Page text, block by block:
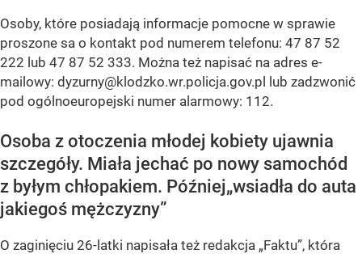
Osoby, które posiadają informacje pomocne w sprawie
proszone sa o kontakt pod numerem telefonu: 47 87 52
222 lub 47 87 52 333. Można też napisać na adres e-
mailowy: dyzurny@klodzko.wr.policja.gov.pl
lub zadzwonić
pod ogólnoeuropejski numer alarmowy: 112.
Osoba z otoczenia młodej kobiety ujawnia
szczegóły. Miała jechać po nowy samochód
z byłym chłopakiem. Później„wsiadła do auta
jakiegoś mężczyzny”
O zaginięciu 26-latki napisała też redakcja „Faktu”, która